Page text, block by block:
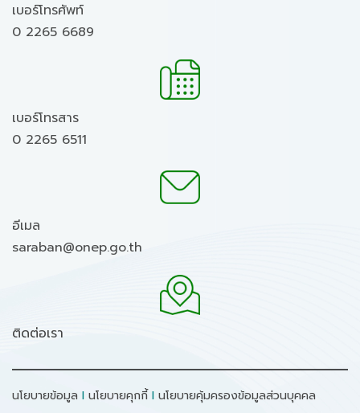
เบอร์โทรศัพท์
0 2265 6689
เบอร์โทรสาร
0 2265 6511
อีเมล
saraban@onep.go.th
ติดต่อเรา
นโยบายข้อมูล I นโยบายคุกกี้ I นโยบายคุ้มครองข้อมูลส่วนบุคคล